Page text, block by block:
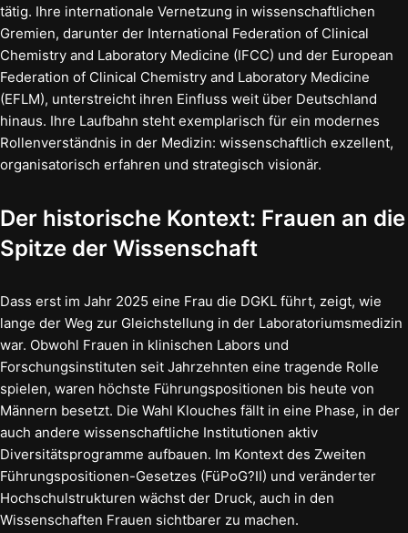
tätig. Ihre internationale Vernetzung in wissenschaftlichen
Gremien, darunter der International Federation of Clinical
Chemistry and Laboratory Medicine (IFCC) und der European
Federation of Clinical Chemistry and Laboratory Medicine
(EFLM), unterstreicht ihren Einfluss weit über Deutschland
hinaus. Ihre Laufbahn steht exemplarisch für ein modernes
Rollenverständnis in der Medizin: wissenschaftlich exzellent,
organisatorisch erfahren und strategisch visionär.
Der historische Kontext: Frauen an die
Spitze der Wissenschaft
Dass erst im Jahr 2025 eine Frau die DGKL führt, zeigt, wie
lange der Weg zur Gleichstellung in der Laboratoriumsmedizin
war. Obwohl Frauen in klinischen Labors und
Forschungsinstituten seit Jahrzehnten eine tragende Rolle
spielen, waren höchste Führungspositionen bis heute von
Männern besetzt. Die Wahl Klouches fällt in eine Phase, in der
auch andere wissenschaftliche Institutionen aktiv
Diversitätsprogramme aufbauen. Im Kontext des Zweiten
Führungspositionen-Gesetzes (FüPoG?II) und veränderter
Hochschulstrukturen wächst der Druck, auch in den
Wissenschaften Frauen sichtbarer zu machen.